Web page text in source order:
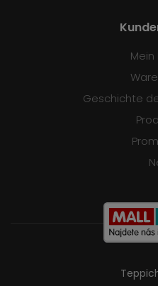
Mein
Geschichte